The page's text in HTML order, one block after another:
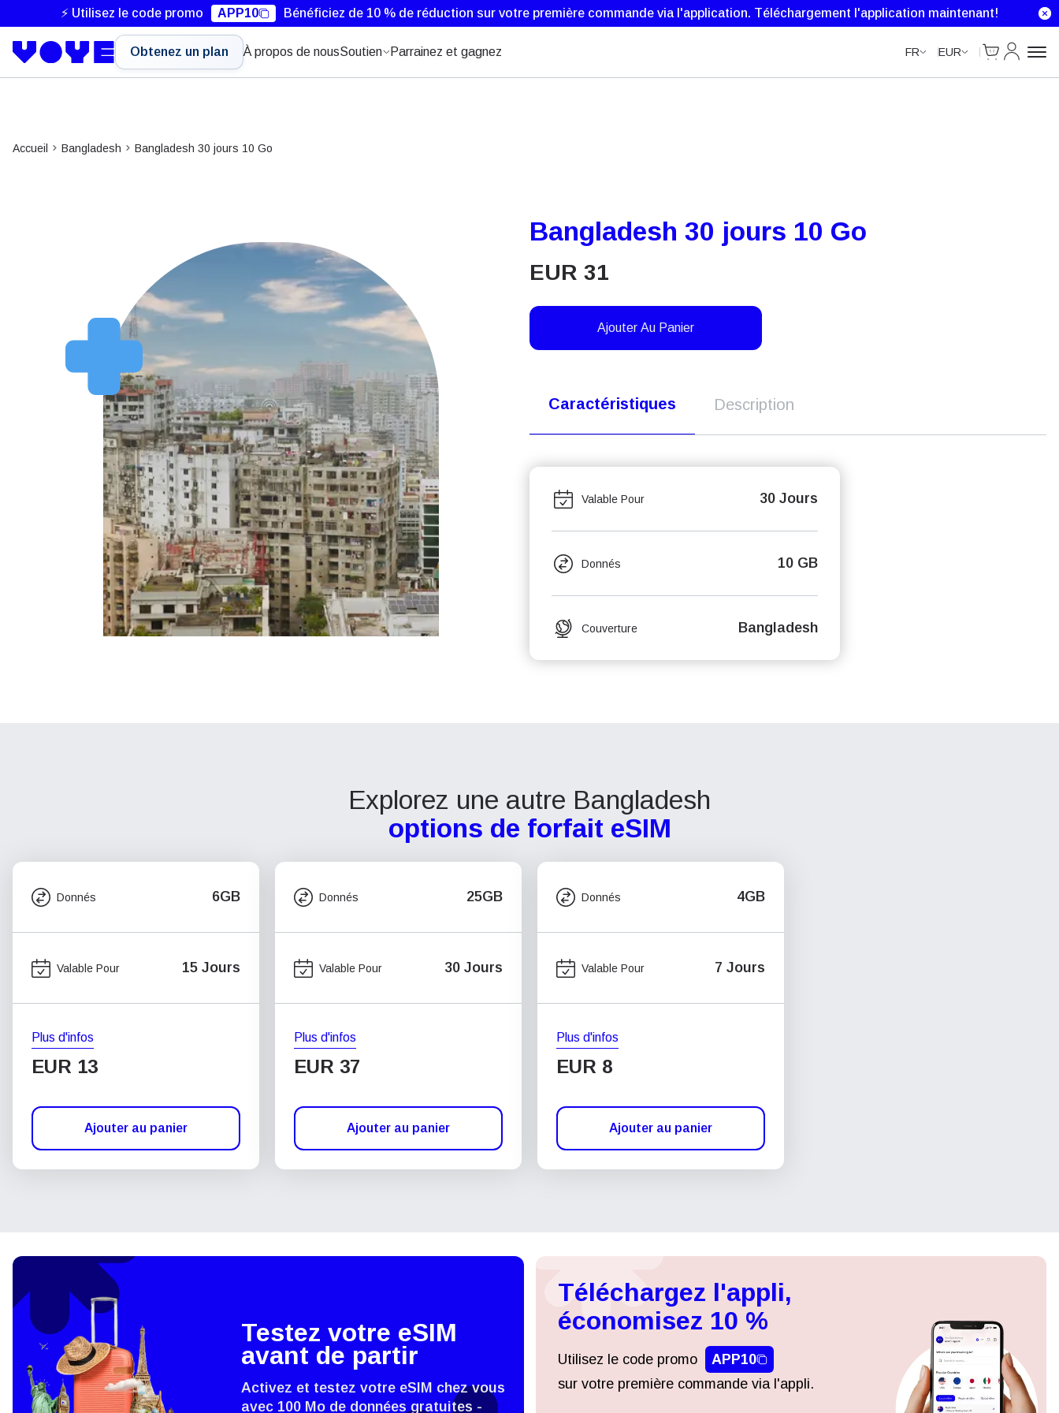
⚡ Utilisez le code promo APP10 Bénéficiez de 10 % de réduction sur votre première commande via l'application. Téléchargement l'application maintenant!
Obtenez un plan À propos de nousSoutien Parrainez et gagnez FR EUR
Cart
Mon
Accueil Bangladesh Bangladesh 30 jours 10 Go
Bangladesh 30 jours 10 Go
EUR 31
Ajouter Au Panier
Caractéristiques Description
Valable Pour 30 Jours
Donnés 10 GB
Couverture Bangladesh
Explorez une autre Bangladesh
options de forfait eSIM
Donnés 6GB
Valable Pour 15 Jours
Plus d'infos
EUR 13
Ajouter au panier
Donnés 25GB
Valable Pour 30 Jours
Plus d'infos
EUR 37
Ajouter au panier
Donnés 4GB
Valable Pour 7 Jours
Plus d'infos
EUR 8
Ajouter au panier
Testez votre eSIM
avant de partir
Activez et testez votre eSIM chez vous
avec 100 Mo de données gratuites -
Téléchargez l'appli,
économisez 10 %
Utilisez le code promo
APP10
sur votre première commande via l'appli.